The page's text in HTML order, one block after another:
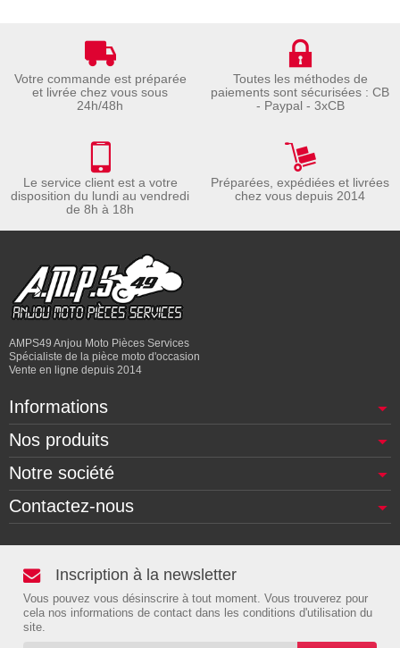
Votre commande est préparée
et livrée chez vous sous
24h/48h
Toutes les méthodes de
paiements sont sécurisées : CB
- Paypal - 3xCB
Le service client est a votre
disposition du lundi au vendredi
de 8h à 18h
Préparées, expédiées et livrées
chez vous depuis 2014
AMPS49 Anjou Moto Pièces Services
Spécialiste de la pièce moto d'occasion
Vente en ligne depuis 2014
Informations
Nos produits
Notre société
Contactez-nous
Inscription à la newsletter
Vous pouvez vous désinscrire à tout moment. Vous trouverez pour
cela nos informations de contact dans les conditions d'utilisation du
site.